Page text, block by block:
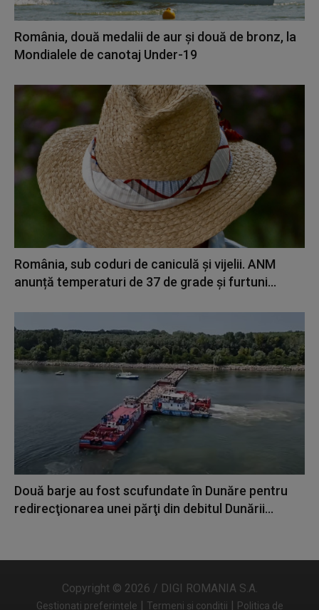
România, două medalii de aur și două de bronz, la
Mondialele de canotaj Under-19
România, sub coduri de caniculă și vijelii. ANM
anunță temperaturi de 37 de grade și furtuni...
Două barje au fost scufundate în Dunăre pentru
redirecţionarea unei părţi din debitul Dunării...
Copyright © 2026 / DIGI ROMANIA S.A.
Gestionați preferințele | Termeni și condiții | Politica de